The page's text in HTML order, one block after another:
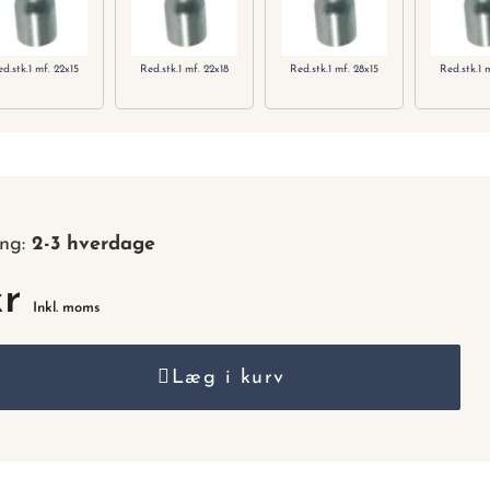
nummer.
mf. 22x15 Red.stk.1 mf. 22x18 Red.stk.1 mf. 28x15 Red.stk.1
2-3 hverdage
Inkl. moms
Læg i kurv